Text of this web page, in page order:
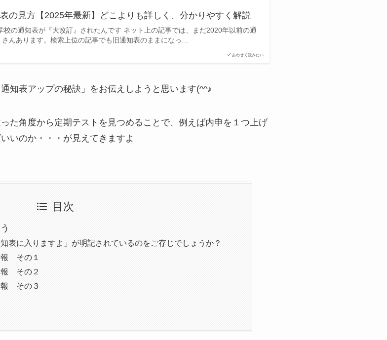
あわせて読みたい
の見方【2025年最新】どこよりも詳しく、分かりやすく解説
校の通知表が『大改訂』されたんです ネット上の記事では、まだ2020年以前の通
さんあります。検索上位の記事でも旧通知表のままになっ…
知表アップの秘訣」をお伝えしようと思います(^^♪
た角度から定期テストを見つめることで、例えば内申を１つ上げ
いのか・・・が見えてきますよ
目次
表に入りますよ」が明記されているのをご存じでしょうか？
報 その１
報 その２
報 その３